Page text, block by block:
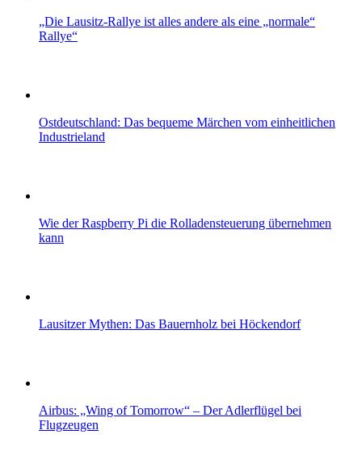
„Die Lausitz-Rallye ist alles andere als eine „normale“
Rallye“
Ostdeutschland: Das bequeme Märchen vom einheitlichen
Industrieland
Wie der Raspberry Pi die Rolladensteuerung übernehmen
kann
Lausitzer Mythen: Das Bauernholz bei Höckendorf
Airbus: „Wing of Tomorrow“ – Der Adlerflügel bei
Flugzeugen